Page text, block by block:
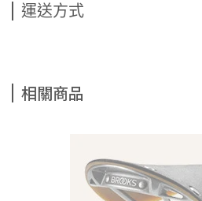
運送方式
相關商品